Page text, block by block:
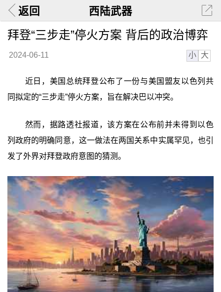
返回 西陆武器
拜登“三步走”停火方案 背后的政治博弈
2024-06-11 小 大
近日，美国总统拜登公布了一份与美国盟友以色列共
同拟定的“三步走”停火方案，旨在解决巴以冲突。
然而，据路透社报道，该方案在公布前并未得到以色
列政府的明确同意，这一做法在两国关系中实属罕见，也引
发了外界对拜登政府意图的猜测。